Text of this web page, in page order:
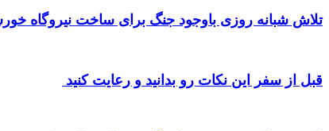
تلاش شبانه روزی باوجود جنگ برای ساخت نیروگاه
قبل از سفر این نکات رو بدانید و رعایت کنید ‌